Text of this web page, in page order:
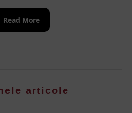
Read MoreRead
More
articole